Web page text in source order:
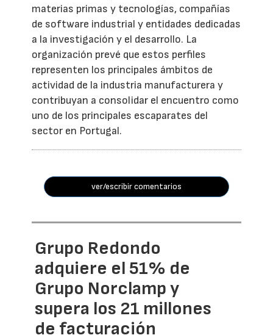
materias primas y tecnologías, compañías
de software industrial y entidades dedicadas
a la investigación y el desarrollo. La
organización prevé que estos perfiles
representen los principales ámbitos de
actividad de la industria manufacturera y
contribuyan a consolidar el encuentro como
uno de los principales escaparates del
sector en Portugal.
ver/escribir comentarios
Grupo Redondo
adquiere el 51% de
Grupo Norclamp y
supera los 21 millones
de facturación